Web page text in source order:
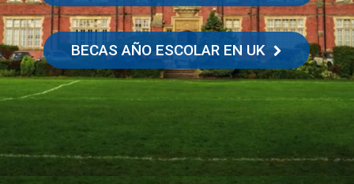
BECAS AÑO ESCOLAR EN UK